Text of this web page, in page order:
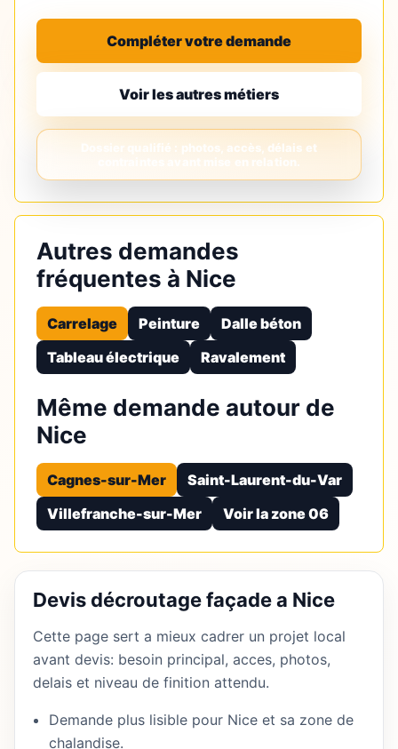
Compléter votre demande
Voir les autres métiers
Autres demandes
fréquentes à Nice
Carrelage Peinture
Dalle béton
Tableau électrique
Ravalement
Même demande autour de
Nice
Cagnes-sur-Mer
Saint-Laurent-du-Var
Villefranche-sur-Mer
Voir la zone 06
Devis décroutage façade a Nice
Cette page sert a mieux cadrer un projet local
avant devis: besoin principal, acces, photos,
delais et niveau de finition attendu.
Demande plus lisible pour Nice et sa zone de
chalandise.